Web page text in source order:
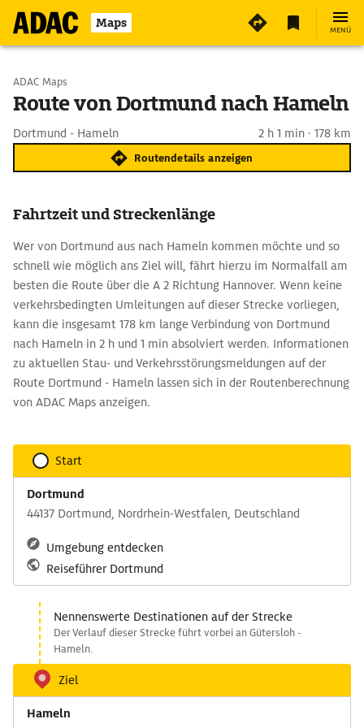
Maps MENÜ
Start wählen
ADAC Maps
Route von Dortmund nach Hameln
Dortmund - Hameln 2 h 1 min · 178 km
Routendetails anzeigen
Fahrtzeit und Streckenlänge
Wer von Dortmund aus nach Hameln kommen möchte und so
schnell wie möglich ans Ziel will, fährt hierzu im Normalfall am
besten die Route über die A 2 Richtung Hannover. Wenn keine
verkehrsbedingten Umleitungen auf dieser Strecke vorliegen,
kann die insgesamt 178 km lange Verbindung von Dortmund
nach Hameln in 2 h und 1 min absolviert werden. Informationen
zu aktuellen Stau- und Verkehrsstörungsmeldungen auf der
Route Dortmund - Hameln lassen sich in der Routenberechnung
von ADAC Maps anzeigen.
Start
Dortmund
44137 Dortmund, Nordrhein-Westfalen, Deutschland
Umgebung entdecken
Reiseführer Dortmund
Nennenswerte Destinationen auf der Strecke
Der Verlauf dieser Strecke führt vorbei an Gütersloh -
Hameln.
Ziel
Hameln